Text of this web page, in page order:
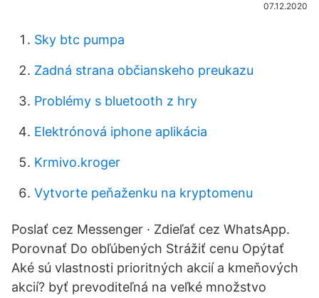
07.12.2020
Sky btc pumpa
Zadná strana občianskeho preukazu
Problémy s bluetooth z hry
Elektrónová iphone aplikácia
Krmivo.kroger
Vytvorte peňaženku na kryptomenu
Poslať cez Messenger · Zdieľať cez WhatsApp.
Porovnať Do obľúbených Strážiť cenu Opýtať
Aké sú vlastnosti prioritných akcií a kmeňových
akcií? byť prevoditeľná na veľké množstvo